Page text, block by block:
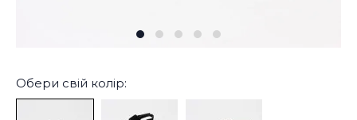
Обери свій колір: